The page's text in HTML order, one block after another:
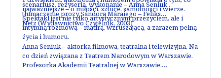
najważniejsze – o miłości, sztuce, samotności i wierze.
Spektakl jest nie tylko artystycznym przezyciem, ale i
intymną rozmową – mądrą, wzruszającą, a zarazem pełną
życia i humoru.
scenariusz, reżyseria, wykonanie –Anna Seniuk
tłumaczenie prozy Sándora Máraiego –Feliks
Netz(Wydawnictwo Czytelnik, 2003)
Anna Seniuk– aktorka filmowa, teatralna i telewizyjna. Na
co dzień związana z Teatrem Narodowym w Warszawie.
Profesorka Akademii Teatralnej w Warszawie.